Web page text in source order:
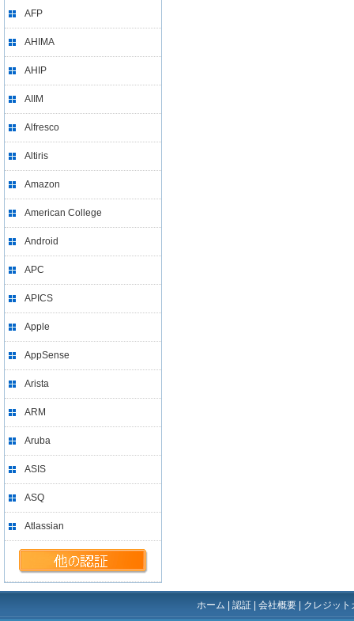
AFP
AHIMA
AHIP
AIIM
Alfresco
Altiris
Amazon
American College
Android
APC
APICS
Apple
AppSense
Arista
ARM
Aruba
ASIS
ASQ
Atlassian
ホーム 認証 会社概要 クレジッ